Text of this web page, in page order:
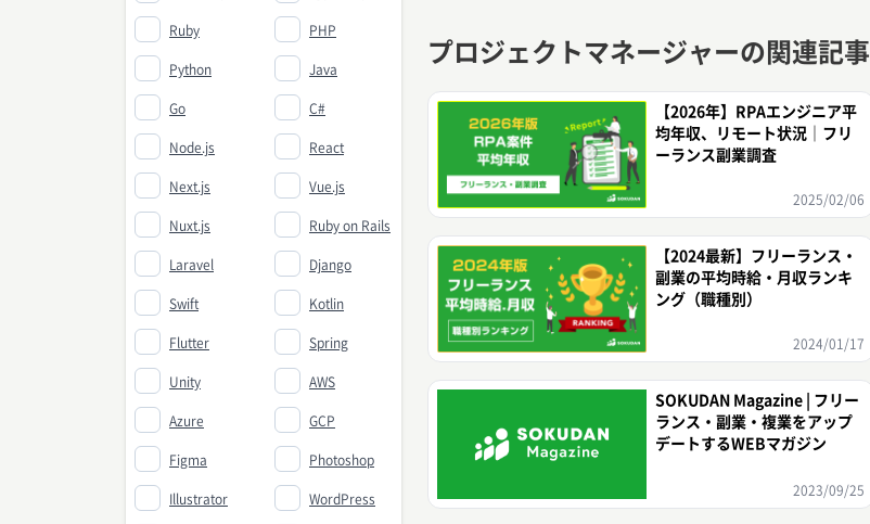
プロジェクトマネージャーの関連記事
【2026年】RPAエンジニア平
均年収、リモート状況｜フリ
ーランス副業調査
2025/02/06
【2024最新】フリーランス・
副業の平均時給・月収ランキ
ング（職種別）
2024/01/17
SOKUDAN Magazine | フリー
ランス・副業・複業をアップ
デートするWEBマガジン
2023/09/25
Ruby PHP
Python Java
Go C#
Node.js React
Next.js Vue.js
Nuxt.js Ruby on Rails
Laravel Django
Swift Kotlin
Flutter Spring
Unity AWS
Azure GCP
Figma Photoshop
Illustrator WordPress